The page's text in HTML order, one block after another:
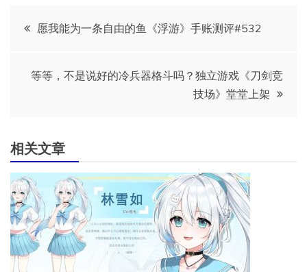
文
航
愿我能为一条自由的鱼《浮游》手账测评#532
等等，不是说好的冷兵器格斗吗？独立游戏《刀剑竞
技场》堂堂上架
相关文章